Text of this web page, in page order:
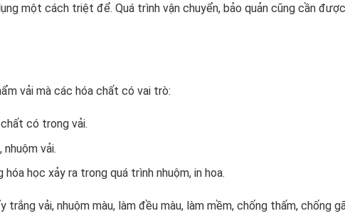
một cách triệt để. Quá trình vận chuyển, bảo quản cũng cần được
vải mà các hóa chất có vai trò:
có trong vải.
vải.
học xảy ra trong quá trình nhuộm, in hoa.
vải, nhuộm màu, làm đều màu, làm mềm, chống thấm, chống